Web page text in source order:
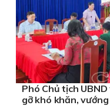
Phó Chủ tịch
gỡ khó khăn,